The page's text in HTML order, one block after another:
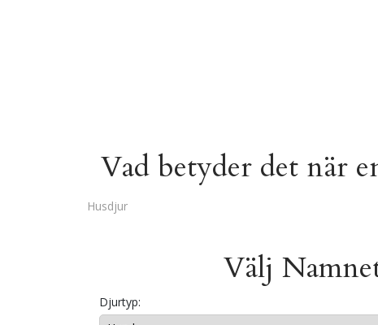
Vad betyder det när
Husdjur
Välj
Djurtyp: